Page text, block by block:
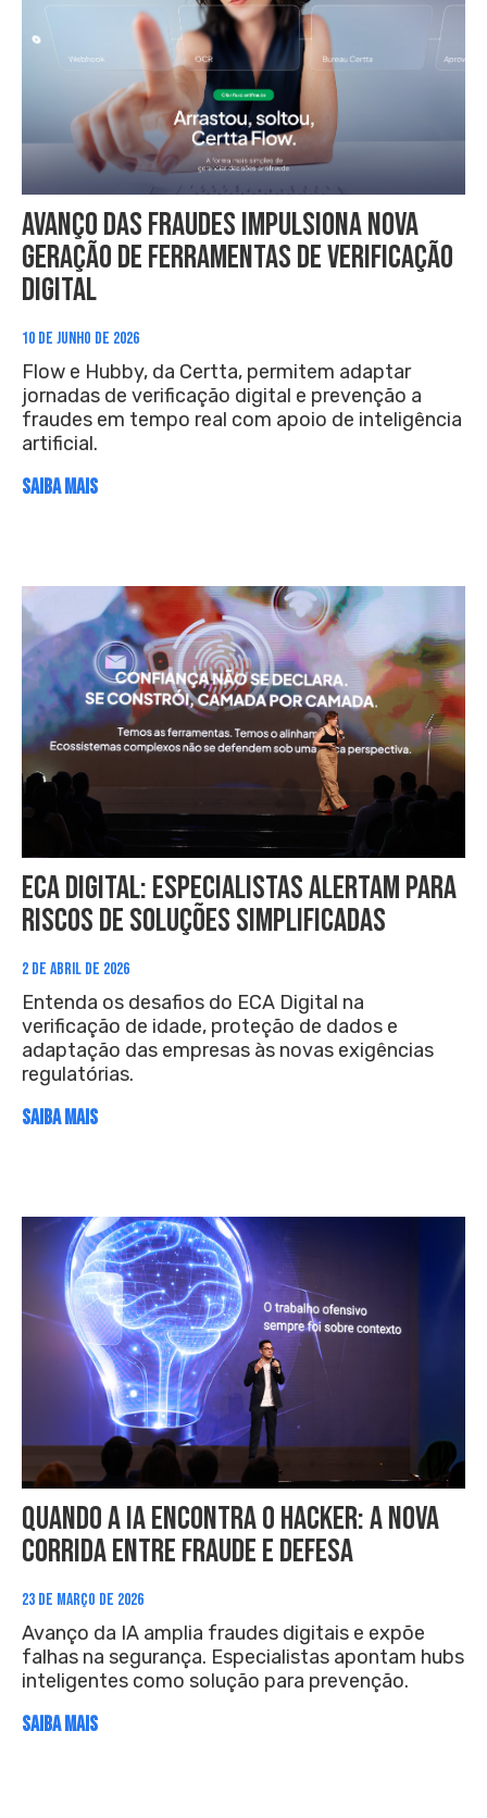
Avanço das fraudes impulsiona nova
geração de ferramentas de verificação
digital
10 DE JUNHO DE 2026
Flow e Hubby, da Certta, permitem adaptar
jornadas de verificação digital e prevenção a
fraudes em tempo real com apoio de inteligência
artificial.
SAIBA MAIS
ECA Digital: especialistas alertam para
riscos de soluções simplificadas
2 DE ABRIL DE 2026
Entenda os desafios do ECA Digital na
verificação de idade, proteção de dados e
adaptação das empresas às novas exigências
regulatórias.
SAIBA MAIS
Quando a IA encontra o hacker: a nova
corrida entre fraude e defesa
23 DE MARÇO DE 2026
Avanço da IA amplia fraudes digitais e expõe
falhas na segurança. Especialistas apontam hubs
inteligentes como solução para prevenção.
SAIBA MAIS